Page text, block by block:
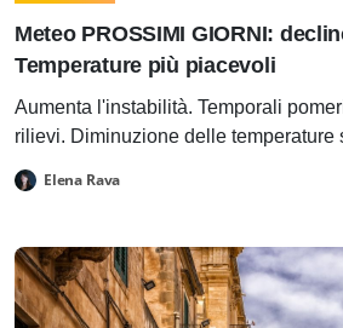
Meteo PROSSIMI GIORNI:
Temperature più piacevoli
Aumenta l'instabilità. Temporali
rilievi. Diminuzione delle temperature
Elena Rava